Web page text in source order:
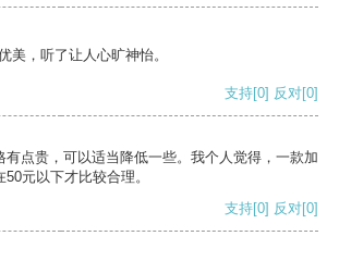
美，听了让人心旷神怡。
支持[0] 反对[0]
有点贵，可以适当降低一些。我个人觉得，一款加
元以下才比较合理。
支持[0] 反对[0]